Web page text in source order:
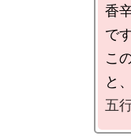
香
で
こ
五